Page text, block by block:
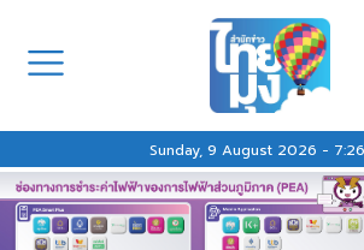
Sunday, 9 August 2026 -